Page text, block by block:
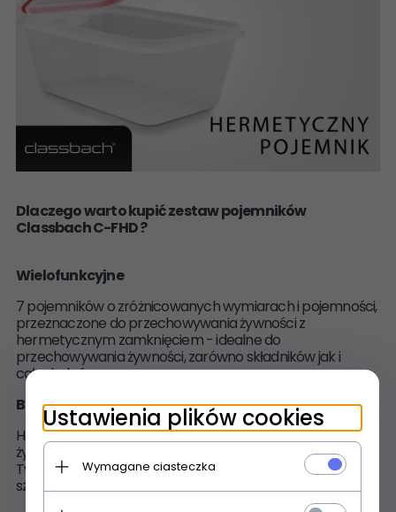
Dlaczego warto kupić zestaw pojemników
Classbach C-FHD ?
Wielofunkcyjne
7 pojemników o zróżnicowanych wymiarach i pojemności,
przeznaczone do przechowywania żywności z
hermetycznym zamknięciem - idealne do
przechowywania żywności, zarówno składników jak i
całych dań
Bezpieczne
Hermetyczne zamknięcia Click & Safe, dzięki którym
żywność nie będzie się wylewać ani wysypywać.
Tworzywo jest bezpieczne dla zdrowia i pozbawione
szkodliwych substancji
Ustawienia plików cookies
Wymagane ciasteczka